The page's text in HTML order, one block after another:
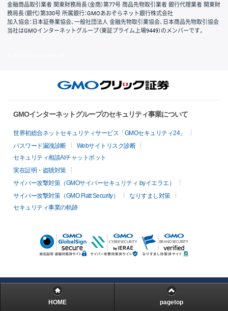
金融商品取引業者 関東財務局長（金商）第77号 商品先物取引業者 銀行代理業者 関東財
務局長（銀代）第330号 所属銀行：GMOあおぞらネット銀行株式会社
加入協会：日本証券業協会、一般社団法人 金融先物取引業協会、日本商品先物取引協会
当社はGMOインターネットグループ（東証プライム上場9449）のメンバーです。
GMOインターネットグループのセキュリティ事業について
世界初総合ネットセキュリティサービス「GMOセキュリティ24」
パスワード漏洩診断
Webサイトリスク診断
セキュリティ相談AIチャットボット
実在証明・盗聴対策
サイバー攻撃対策（GMOサイバーセキュリティ byイエラエ）
サイバー攻撃対策（GMO Flatt Security）
なりすまし対策
セキュリティ事業の軌跡
HOME pagetop